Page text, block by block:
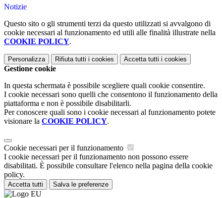
Notizie
Questo sito o gli strumenti terzi da questo utilizzati si avvalgono di
cookie necessari al funzionamento ed utili alle finalità illustrate nella
COOKIE POLICY.
Personalizza Rifiuta tutti i cookies Accetta tutti i cookies
Gestione cookie
In questa schermata è possibile scegliere quali cookie consentire.
I cookie necessari sono quelli che consentono il funzionamento della
piattaforma e non è possibile disabilitarli.
Per conoscere quali sono i cookie necessari al funzionamento potete
visionare la COOKIE POLICY.
Cookie necessari per il funzionamento
I cookie necessari per il funzionamento non possono essere
disabilitati. È possibile consultare l'elenco nella pagina della cookie
policy.
Accetta tutti Salva le preferenze